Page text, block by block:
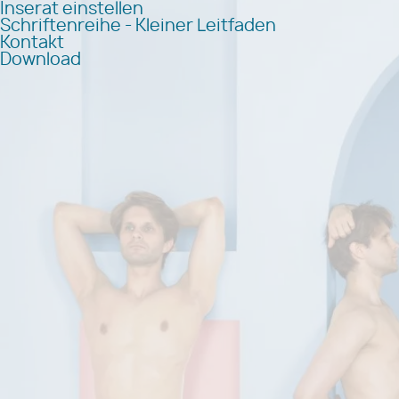
Inserat einstellen
Schriftenreihe - Kleiner Leitfaden
Kontakt
Download